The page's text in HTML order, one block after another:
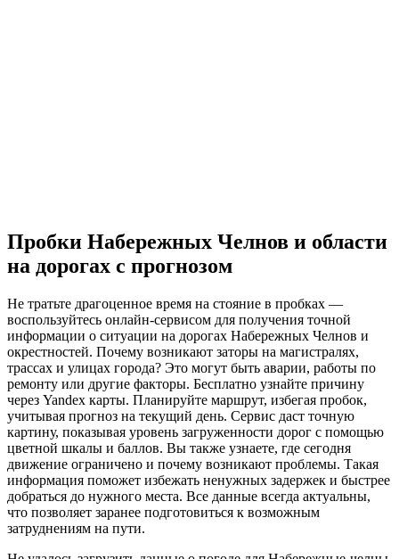
Пробки Набережных Челнов и области
на дорогах с прогнозом
Не тратьте драгоценное время на стояние в пробках —
воспользуйтесь онлайн-сервисом для получения точной
информации о ситуации на дорогах Набережных Челнов и
окрестностей. Почему возникают заторы на магистралях,
трассах и улицах города? Это могут быть аварии, работы по
ремонту или другие факторы. Бесплатно узнайте причину
через Yandex карты. Планируйте маршрут, избегая пробок,
учитывая прогноз на текущий день. Сервис даст точную
картину, показывая уровень загруженности дорог с помощью
цветной шкалы и баллов. Вы также узнаете, где сегодня
движение ограничено и почему возникают проблемы. Такая
информация поможет избежать ненужных задержек и быстрее
добраться до нужного места. Все данные всегда актуальны,
что позволяет заранее подготовиться к возможным
затруднениям на пути.